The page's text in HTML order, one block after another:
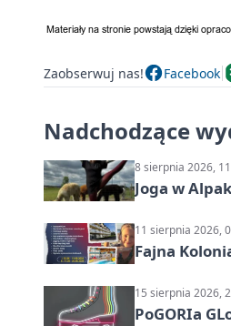
Zaobserwuj nas! Facebook
Nadchodzące
8 sierpnia 2026,
Joga w
11 sierpnia 2026,
Fajna
15 sierpnia 2026,
PoGORIa